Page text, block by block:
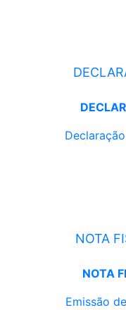
NOTA
NOTA
Emissão